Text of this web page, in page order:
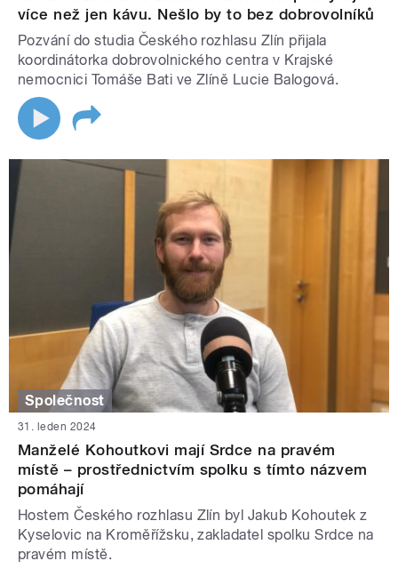
více než jen kávu. Nešlo by to bez dobrovolníků
Pozvání do studia Českého rozhlasu Zlín přijala
koordinátorka dobrovolnického centra v Krajské
nemocnici Tomáše Bati ve Zlíně Lucie Balogová.
Společnost
31. leden 2024
Manželé Kohoutkovi mají Srdce na pravém
místě – prostřednictvím spolku s tímto názvem
pomáhají
Hostem Českého rozhlasu Zlín byl Jakub Kohoutek z
Kyselovic na Kroměřížsku, zakladatel spolku Srdce na
pravém místě.